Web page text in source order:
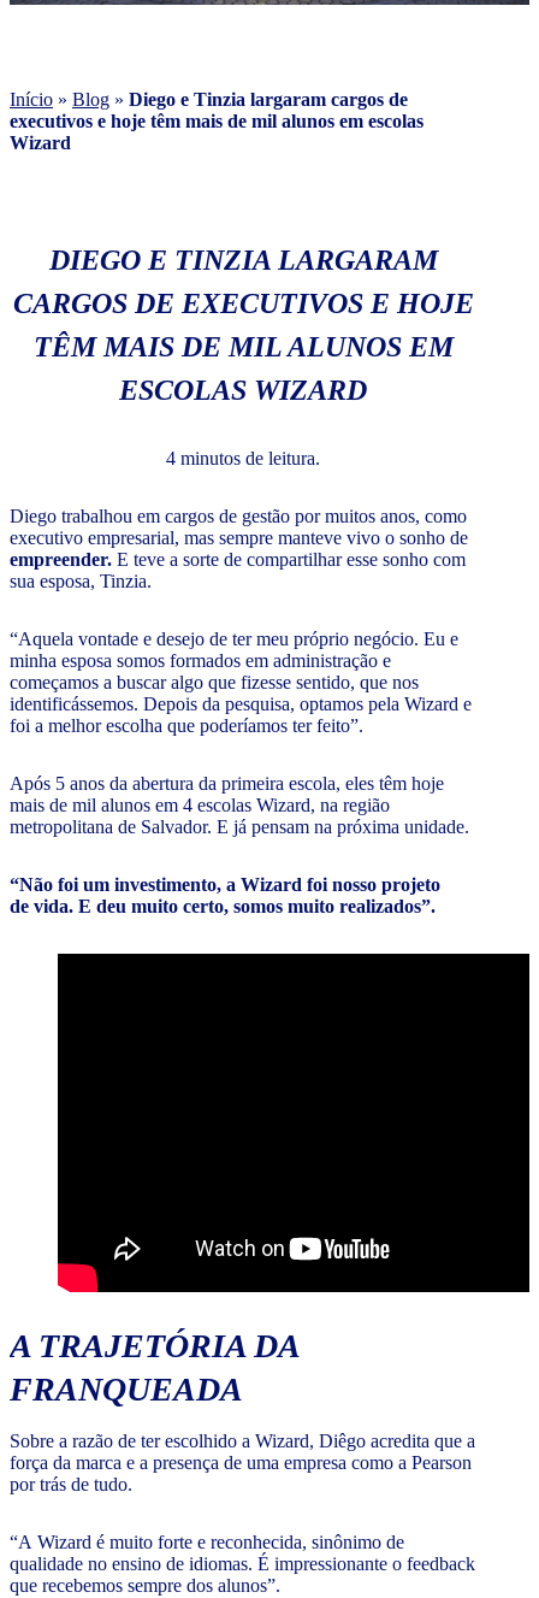
Início » Blog » Diego e Tinzia largaram cargos de
executivos e hoje têm mais de mil alunos em escolas
Wizard
DIEGO E TINZIA LARGARAM
CARGOS DE EXECUTIVOS E HOJE
TÊM MAIS DE MIL ALUNOS EM
ESCOLAS WIZARD
4 minutos de leitura.
Diego trabalhou em cargos de gestão por muitos anos, como
executivo empresarial, mas sempre manteve vivo o sonho de
empreender. E teve a sorte de compartilhar esse sonho com
sua esposa, Tinzia.
“Aquela vontade e desejo de ter meu próprio negócio. Eu e
minha esposa somos formados em administração e
começamos a buscar algo que fizesse sentido, que nos
identificássemos. Depois da pesquisa, optamos pela Wizard e
foi a melhor escolha que poderíamos ter feito”.
Após 5 anos da abertura da primeira escola, eles têm hoje
mais de mil alunos em 4 escolas Wizard, na região
metropolitana de Salvador. E já pensam na próxima unidade.
“Não foi um investimento, a Wizard foi nosso projeto
de vida. E deu muito certo, somos muito realizados”.
A TRAJETÓRIA DA
FRANQUEADA
Sobre a razão de ter escolhido a Wizard, Diêgo acredita que a
força da marca e a presença de uma empresa como a Pearson
por trás de tudo.
“A Wizard é muito forte e reconhecida, sinônimo de
qualidade no ensino de idiomas. É impressionante o feedback
que recebemos sempre dos alunos”.